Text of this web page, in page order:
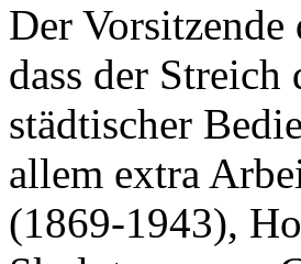
Der Vorsitzende
dass der
städtischer
allem extra
(1869-1943),